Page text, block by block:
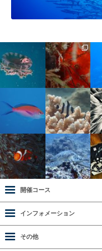
開催コース
インフォメーション
その他